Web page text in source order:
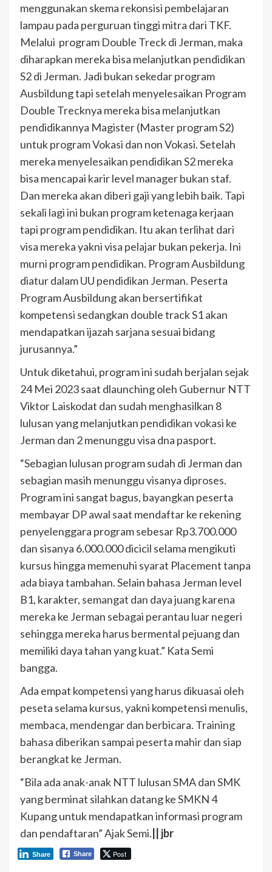
menggunakan skema rekonsisi pembelajaran
lampau pada perguruan tinggi mitra dari TKF.
Melalui program Double Treck di Jerman, maka
diharapkan mereka bisa melanjutkan pendidikan
S2 di Jerman. Jadi bukan sekedar program
Ausbildung tapi setelah menyelesaikan Program
Double Trecknya mereka bisa melanjutkan
pendidikannya Magister (Master program S2)
untuk program Vokasi dan non Vokasi. Setelah
mereka menyelesaikan pendidikan S2 mereka
bisa mencapai karir level manager bukan staf.
Dan mereka akan diberi gaji yang lebih baik. Tapi
sekali lagi ini bukan program ketenaga kerjaan
tapi program pendidikan. Itu akan terlihat dari
visa mereka yakni visa pelajar bukan pekerja. Ini
murni program pendidikan. Program Ausbildung
diatur dalam UU pendidikan Jerman. Peserta
Program Ausbildung akan bersertifikat
kompetensi sedangkan double track S1 akan
mendapatkan ijazah sarjana sesuai bidang
jurusannya.”
Untuk diketahui, program ini sudah berjalan sejak
24 Mei 2023 saat dlaunching oleh Gubernur NTT
Viktor Laiskodat dan sudah menghasilkan 8
lulusan yang melanjutkan pendidikan vokasi ke
Jerman dan 2 menunggu visa dna pasport.
“Sebagian lulusan program sudah di Jerman dan
sebagian masih menunggu visanya diproses.
Program ini sangat bagus, bayangkan peserta
membayar DP awal saat mendaftar ke rekening
penyelenggara program sebesar Rp3.700.000
dan sisanya 6.000.000 dicicil selama mengikuti
kursus hingga memenuhi syarat Placement tanpa
ada biaya tambahan. Selain bahasa Jerman level
B1, karakter, semangat dan daya juang karena
mereka ke Jerman sebagai perantau luar negeri
sehingga mereka harus bermental pejuang dan
memiliki daya tahan yang kuat.” Kata Semi
bangga.
Ada empat kompetensi yang harus dikuasai oleh
peseta selama kursus, yakni kompetensi menulis,
membaca, mendengar dan berbicara. Training
bahasa diberikan sampai peserta mahir dan siap
berangkat ke Jerman.
“Bila ada anak-anak NTT lulusan SMA dan SMK
yang berminat silahkan datang ke SMKN 4
Kupang untuk mendapatkan informasi program
dan pendaftaran” Ajak Semi.|| jbr
Share Post
Share